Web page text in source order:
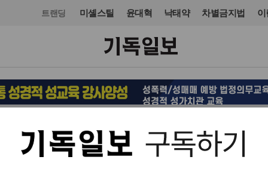
트랜딩 미셸스틸 윤대혁 낙태약 차별금지법